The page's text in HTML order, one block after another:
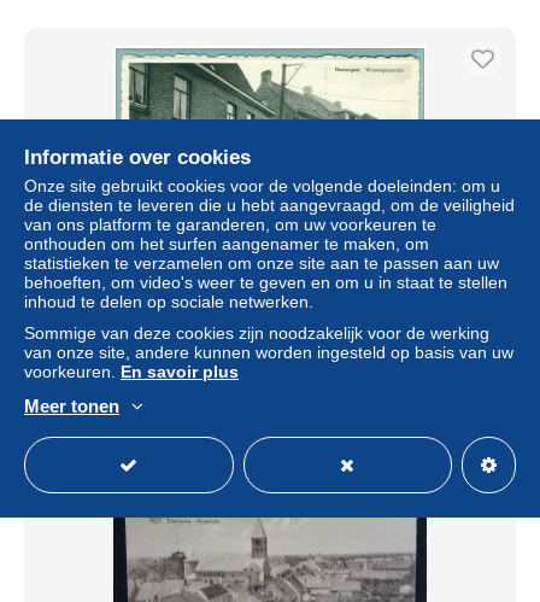
DENTERGEM WANTERGEMSTRAAT niet circuleerde
± US$ 3,18
Statuut
Informatie over cookies
Onze site gebruikt cookies voor de volgende doeleinden: om u
de diensten te leveren die u hebt aangevraagd, om de veiligheid
van ons platform te garanderen, om uw voorkeuren te
onthouden om het surfen aangenamer te maken, om
statistieken te verzamelen om onze site aan te passen aan uw
behoeften, om video's weer te geven en om u in staat te stellen
inhoud te delen op sociale netwerken.
Sommige van deze cookies zijn noodzakelijk voor de werking
van onze site, andere kunnen worden ingesteld op basis van uw
voorkeuren. En savoir plus
Meer tonen